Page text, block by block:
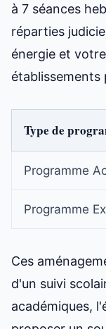
à 7 séances
réparties
énergie et
établissements
Type de
Programme
Programme
Ces
d'un suivi
académiques,